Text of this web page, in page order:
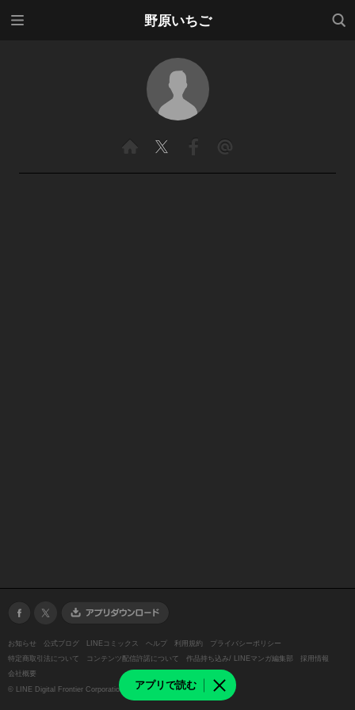
野原いちご
検索
アプリで読む
お知らせ 公式ブログ LINEコミックス ヘルプ 利用規約
プライバシーポリシー
特定商取引法について
コンテンツ配信許諾について 作品持ち込み/ LINEマンガ編集部
採用情報
会社概要
© LINE Digital Frontier Corporation